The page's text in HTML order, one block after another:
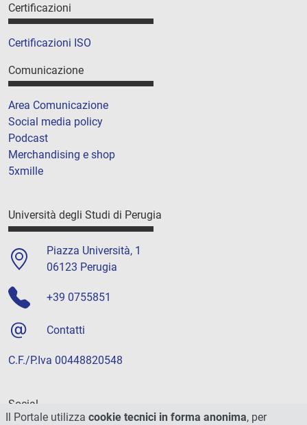
Certificazioni
Certificazioni ISO
Comunicazione
Area Comunicazione
Social media policy
Podcast
Merchandising e shop
5xmille
Università degli Studi di Perugia
Piazza Università, 1
06123 Perugia
+39 0755851
Contatti
C.F./P.Iva 00448820548
Social
Il Portale utilizza cookie tecnici in forma anonima, per